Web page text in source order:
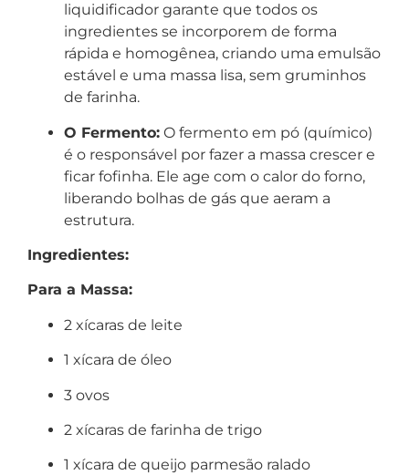
liquidificador garante que todos os
ingredientes se incorporem de forma
rápida e homogênea, criando uma emulsão
estável e uma massa lisa, sem gruminhos
de farinha.
O Fermento: O fermento em pó (químico)
é o responsável por fazer a massa crescer e
ficar fofinha. Ele age com o calor do forno,
liberando bolhas de gás que aeram a
estrutura.
Ingredientes:
Para a Massa:
2 xícaras de leite
1 xícara de óleo
3 ovos
2 xícaras de farinha de trigo
1 xícara de queijo parmesão ralado